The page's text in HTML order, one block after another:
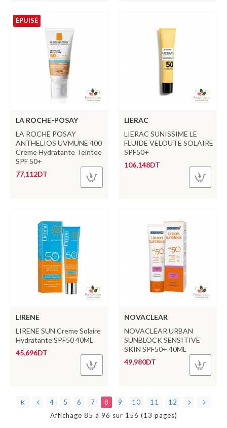
ÉPUISÉ
LA ROCHE-POSAY
LA ROCHE POSAY
ANTHELIOS UVMUNE 400
Creme Hydratante Teintee
SPF 50+
77,112DT
LIERAC
LIERAC SUNISSIME LE
FLUIDE VELOUTE SOLAIRE
SPF50+
106,148DT
LIRENE
LIRENE SUN Creme Solaire
Hydratante SPF50 40ML
45,696DT
NOVACLEAR
NOVACLEAR URBAN
SUNBLOCK SENSITIVE
SKIN SPF50+ 40ML
49,980DT
4 5 6 7 8 9 10 11
12
Affichage 85 à 96 sur 156 (13 pages)